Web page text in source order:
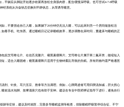
平躺后从脚趾开始逐步收紧再放松全身肌肉群，配合缓慢深呼吸。也可尝试4-7-8呼吸
经系统从兴奋状态切换到平静状态，从而诱导睡意。
，不要强迫自己入睡，如果躺下20分钟仍无法入睡，可以起床到另一个房间做放松活
看手机、吃东西。通过睡眠日记记录睡眠效率，逐步调整在床时间，重建床与睡眠的正
括艾司唑仑片、右佐匹克隆片、褪黑素缓释片。艾司唑仑片属于苯二氮䓬类，能缩短入
，适合入睡困难；褪黑素缓释片适用于生物钟紊乱导致的失眠。所有药物均需严格遵医
汤剂、针灸、耳穴压豆、推拿等方法调理。例如，心脾两虚者可用归脾汤加减，肝火扰心
前温水泡脚、按摩涌泉穴也有助于安神。建议在专业中医师辨证指导下进行，避免自行
躁等症状，建议及时就医，完善多导睡眠监测等检查，排除睡眠呼吸暂停综合征、不宁